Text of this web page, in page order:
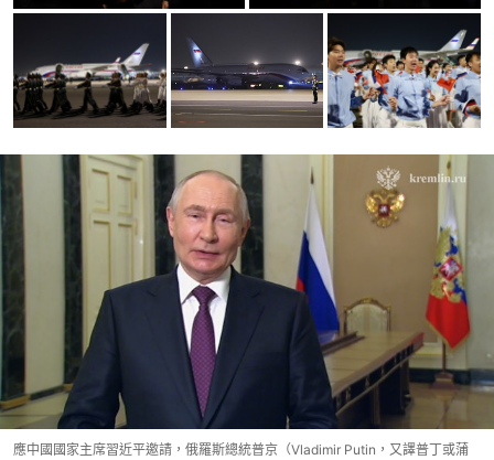
應中國國家主席習近平邀請，俄羅斯總統普京（Vladimir Putin，又譯普丁或蒲